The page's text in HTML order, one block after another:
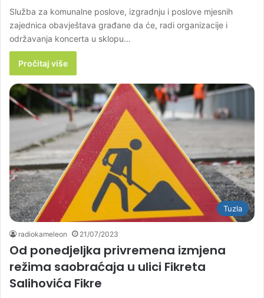
Služba za komunalne poslove, izgradnju i poslove mjesnih
zajednica obavještava građane da će, radi organizacije i
održavanja koncerta u sklopu…
Pročitaj više
Tuzla
radiokameleon 21/07/2023
Od ponedjeljka privremena izmjena
režima saobraćaja u ulici Fikreta
Salihovića Fikre